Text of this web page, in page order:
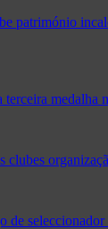
património
terceira
clubes
de